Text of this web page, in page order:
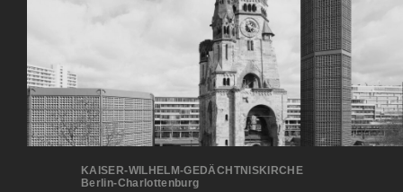
KAISER-WILHELM-GEDÄCHTNISKIRCHE
Berlin-Charlottenburg